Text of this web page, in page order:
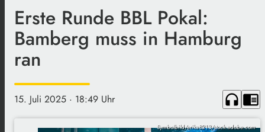
Erste Runde BBL Pokal:
Bamberg muss in Hamburg
ran
15. Juli 2025 · 18:49 Uhr headphones chrome_reader_mode
Symbolbild/erika8213/stock.adobe.com